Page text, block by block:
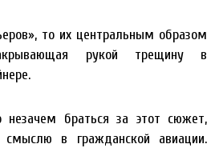
то их центральным образом
рукой трещину в
незачем браться за этот сюжет,
смыслю в гражданской авиации.